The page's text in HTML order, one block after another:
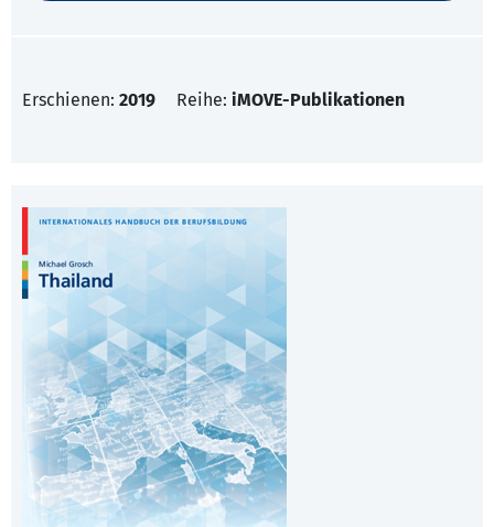
Erschienen: 2019 Reihe: iMOVE-Publikationen